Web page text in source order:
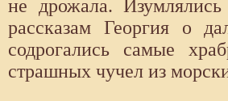
не дрожала.
рассказам Георгия о
содрогались самые
страшных чучел из